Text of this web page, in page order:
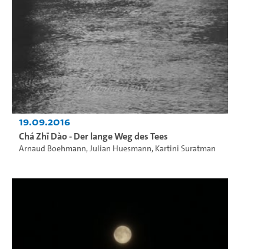
19.09.2016
Chá Zhī Dào - Der lange Weg des Tees
Arnaud Boehmann,Julian Huesmann, Kartini Suratman